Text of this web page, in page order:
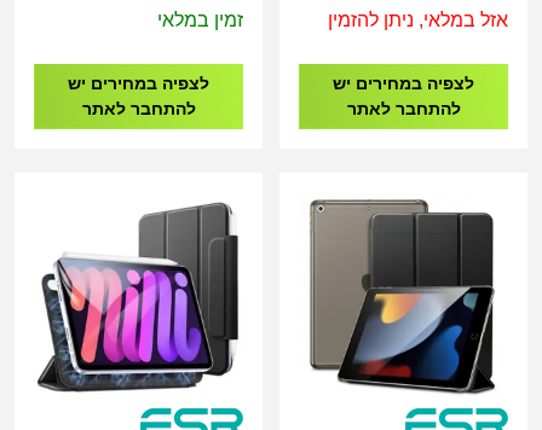
(2019)
אזל במלאי, ניתן להזמין
לצפיה במחירים יש
להתחבר לאתר
for iPad 7/8/9 - 10.2"
זמין במלאי
לצפיה במחירים יש
להתחבר לאתר